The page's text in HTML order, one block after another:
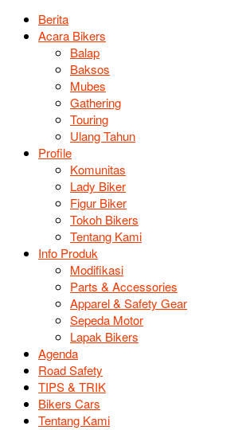
Berita
Acara Bikers
Balap
Baksos
Mubes
Gathering
Touring
Ulang Tahun
Profile
Komunitas
Lady Biker
Figur Biker
Tokoh Bikers
Tentang Kami
Info Produk
Modifikasi
Parts & Accessories
Apparel & Safety Gear
Sepeda Motor
Lapak Bikers
Agenda
Road Safety
TIPS & TRIK
Bikers Cars
Tentang Kami